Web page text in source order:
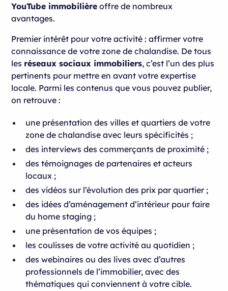
YouTube immobilière offre de nombreux
avantages.
Premier intérêt pour votre activité : affirmer votre
connaissance de votre zone de chalandise. De tous
les réseaux sociaux immobiliers, c’est l’un des plus
pertinents pour mettre en avant votre expertise
locale. Parmi les contenus que vous pouvez publier,
on retrouve :
une présentation des villes et quartiers de votre
zone de chalandise avec leurs spécificités ;
des interviews des commerçants de proximité ;
des témoignages de partenaires et acteurs
locaux ;
des vidéos sur l’évolution des prix par quartier ;
des idées d’aménagement d’intérieur pour faire
du home staging ;
une présentation de vos équipes ;
les coulisses de votre activité au quotidien ;
des webinaires ou des lives avec d’autres
professionnels de l’immobilier, avec des
thématiques qui conviennent à votre cible.